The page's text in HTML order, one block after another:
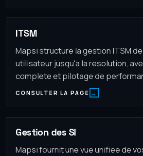
ITSM
Mapsi structure la gestion ITSM
utilisateur jusqu'a la resolution,
complete et pilotage de
CONSULTER LA PAGE
Gestion des SI
Mapsi fournit une vue unifiee de